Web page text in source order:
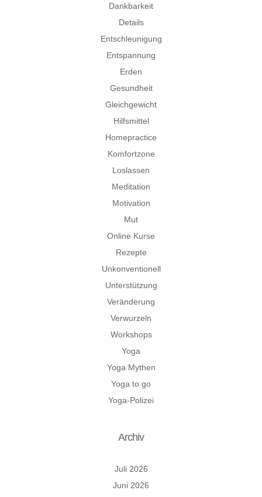
Dankbarkeit
Details
Entschleunigung
Entspannung
Erden
Gesundheit
Gleichgewicht
Hilfsmittel
Homepractice
Komfortzone
Loslassen
Meditation
Motivation
Mut
Online Kurse
Rezepte
Unkonventionell
Unterstützung
Veränderung
Verwurzeln
Workshops
Yoga
Yoga Mythen
Yoga to go
Yoga-Polizei
Archiv
Juli 2026
Juni 2026